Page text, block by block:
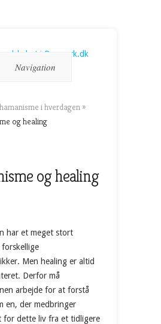
Navigation
i hverdagen »
og healing
og healing
har et meget stort
Men healing er altid
Derfor må
arbejde for at forstå
en, der medbringer
for dette liv fra et tidligere